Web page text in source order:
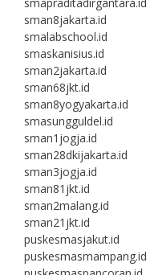
sman8jakarta.id
smalabschool.id
smaskanisius.id
sman2jakarta.id
sman68jkt.id
sman8yogyakarta.id
smasungguldel.id
sman1jogja.id
sman28dkijakarta.id
sman3jogja.id
sman81jkt.id
sman2malang.id
sman21jkt.id
puskesmasjakut.id
puskesmasmampang.id